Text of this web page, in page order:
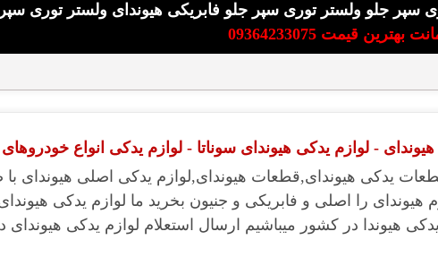
سپر جلو ولستر توری سپر جلو فابریکی هیوندای ولستر توری سپر
ضمانت بهترین قیمت 09364233075
- لوازم یدکی هیوندای سوناتا - لوازم یدکی انواع خودروهای
یدکی هیوندای,قطعات هیوندای,لوازم یدکی اصلی هیوندای
هیوندای را اصلی و فابریکی و جنیون بخرید ما لوازم یدکی
هیوندا در کشور میباشیم ارسال استعلام لوازم یدکی هیوندای